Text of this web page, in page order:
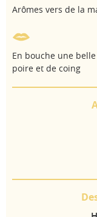
Arômes vers de la
En bouche une
poire et de coing